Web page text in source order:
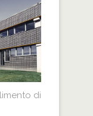
di